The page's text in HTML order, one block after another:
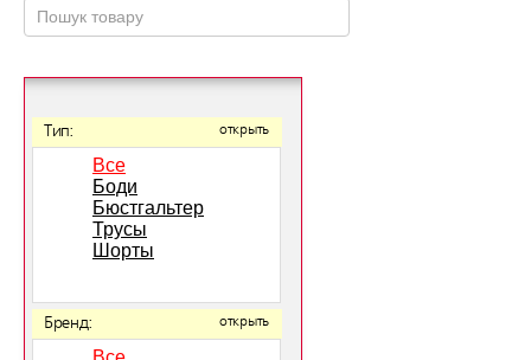
Тип: открыть
Все
Боди
Бюстгальтер
Трусы
Шорты
Бренд: открыть